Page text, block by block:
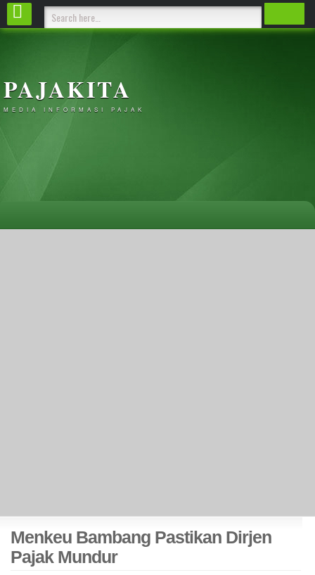
PAJAKITA
MEDIA INFORMASI PAJAK
Menkeu Bambang Pastikan Dirjen
Pajak Mundur